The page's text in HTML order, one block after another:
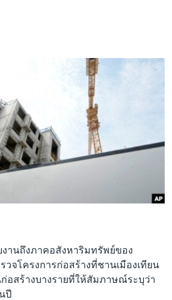
งานถึงภาคอสังหาริมทรัพย์ของ
วจโครงการก่อสร้างที่ชานเมืองเทียน
อสร้างบางรายที่ให้สัมภาษณ์ระบุว่า
ปี